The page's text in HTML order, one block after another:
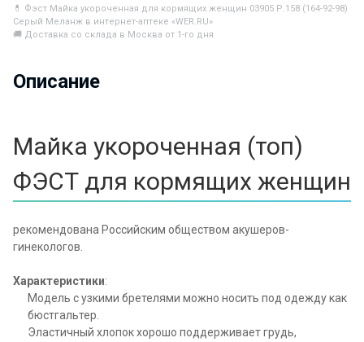
💊 Фэст Майка укороченная для кормящих женщин 03905 Р.158 (164-92-98)
Серый Меланж в интернет-аптеке «WER.RU»
🚚 Доставка со склада в Москва от 1-го дня
Описание
Майка укороченная (топ)
ФЭСТ для кормящих женщин
рекомендована Российским обществом акушеров-
гинекологов.
Характеристики:
Модель с узкими бретелями можно носить под одежду как
бюстгальтер.
Эластичный хлопок хорошо поддерживает грудь,